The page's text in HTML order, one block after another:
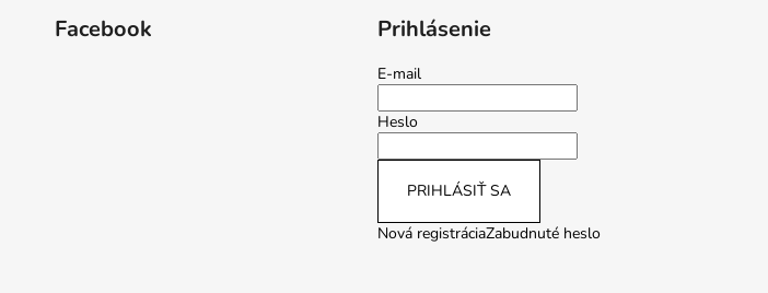
Facebook Prihlásenie
E-mail
Heslo
PRIHLÁSIŤ SA
Nová registráciaZabudnuté heslo